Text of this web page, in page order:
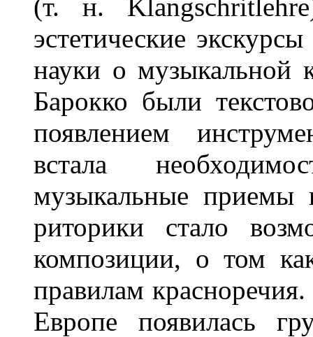
(т. н.
эстетические
науки о
Барокко были
появлением
встала
музыкальные приемы
риторики стало
композиции, о том
правилам
Европе появилась